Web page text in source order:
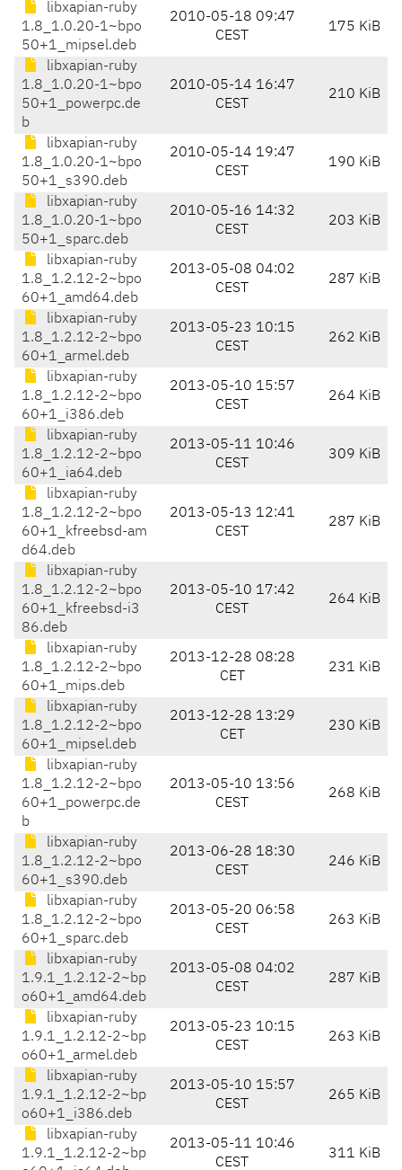
libxapian-ruby
1.8_1.0.20-1~bpo
50+1_mipsel.deb
2010-05-18 09:47
CEST
175 KiB
libxapian-ruby
1.8_1.0.20-1~bpo
50+1_powerpc.de
b
2010-05-14 16:47
CEST
210 KiB
libxapian-ruby
1.8_1.0.20-1~bpo
50+1_s390.deb
2010-05-14 19:47
CEST
190 KiB
libxapian-ruby
1.8_1.0.20-1~bpo
50+1_sparc.deb
2010-05-16 14:32
CEST
203 KiB
libxapian-ruby
1.8_1.2.12-2~bpo
60+1_amd64.deb
2013-05-08 04:02
CEST
287 KiB
libxapian-ruby
1.8_1.2.12-2~bpo
60+1_armel.deb
2013-05-23 10:15
CEST
262 KiB
libxapian-ruby
1.8_1.2.12-2~bpo
60+1_i386.deb
2013-05-10 15:57
CEST
264 KiB
libxapian-ruby
1.8_1.2.12-2~bpo
60+1_ia64.deb
2013-05-11 10:46
CEST
309 KiB
libxapian-ruby
1.8_1.2.12-2~bpo
60+1_kfreebsd-am
d64.deb
2013-05-13 12:41
CEST
287 KiB
libxapian-ruby
1.8_1.2.12-2~bpo
60+1_kfreebsd-i3
86.deb
2013-05-10 17:42
CEST
264 KiB
libxapian-ruby
1.8_1.2.12-2~bpo
60+1_mips.deb
2013-12-28 08:28
CET
231 KiB
libxapian-ruby
1.8_1.2.12-2~bpo
60+1_mipsel.deb
2013-12-28 13:29
CET
230 KiB
libxapian-ruby
1.8_1.2.12-2~bpo
60+1_powerpc.de
b
2013-05-10 13:56
CEST
268 KiB
libxapian-ruby
1.8_1.2.12-2~bpo
60+1_s390.deb
2013-06-28 18:30
CEST
246 KiB
libxapian-ruby
1.8_1.2.12-2~bpo
60+1_sparc.deb
2013-05-20 06:58
CEST
263 KiB
libxapian-ruby
1.9.1_1.2.12-2~bp
o60+1_amd64.deb
2013-05-08 04:02
CEST
287 KiB
libxapian-ruby
1.9.1_1.2.12-2~bp
o60+1_armel.deb
2013-05-23 10:15
CEST
263 KiB
libxapian-ruby
1.9.1_1.2.12-2~bp
o60+1_i386.deb
2013-05-10 15:57
CEST
265 KiB
libxapian-ruby
1.9.1_1.2.12-2~bp
2013-05-11 10:46
CEST
311 KiB